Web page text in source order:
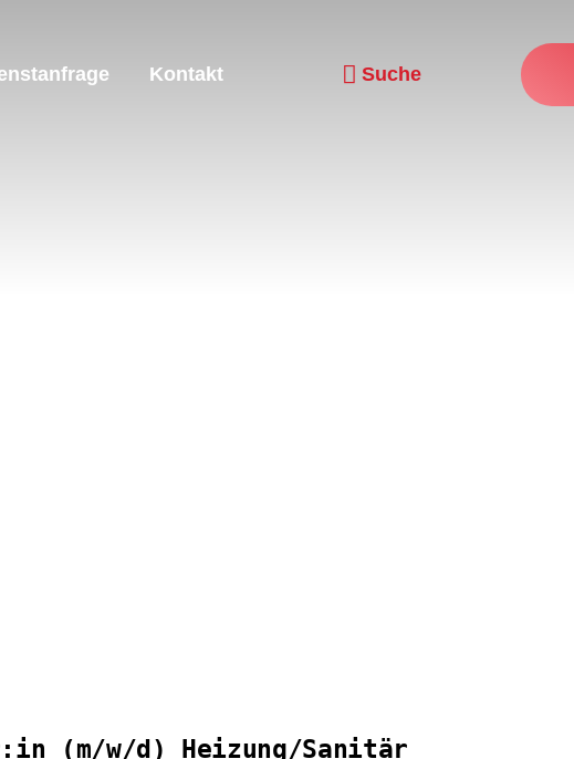
Kontakt Navigation wiederholen
Suche
(m/w/d) Heizung/Sanitär